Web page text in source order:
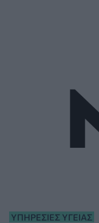
ΥΠΗΡΕΣΊΕΣ ΥΓΕΊΑΣ